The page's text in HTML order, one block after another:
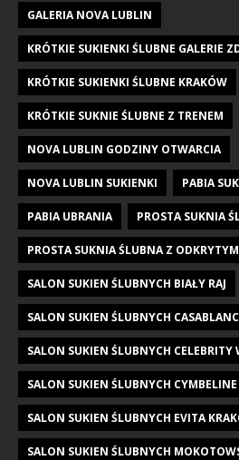
GALERIA NOVA LUBLIN
KRÓTKIE SUKIENKI ŚLUBNE GALERIE
KRÓTKIE SUKIENKI ŚLUBNE KRAKÓW
KRÓTKIE SUKNIE ŚLUBNE Z TRENEM
NOVA LUBLIN GODZINY OTWARCIA
NOVA LUBLIN SUKIENKI PABIA
PABIA UBRANIA PROSTA SUKNIA
PROSTA SUKNIA ŚLUBNA Z
SALON SUKIEN ŚLUBNYCH BIAŁY RAJ
SALON SUKIEN ŚLUBNYCH
SALON SUKIEN ŚLUBNYCH CELEBRITY
SALON SUKIEN ŚLUBNYCH CYMBELINE
SALON SUKIEN ŚLUBNYCH EVITA
SALON SUKIEN ŚLUBNYCH